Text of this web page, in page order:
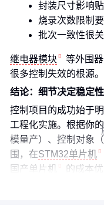
封装尺寸影响
烧录次数限制
批次一致性很
继电器模块
等外围
很多控制失效的根源。
结论：细节决定稳定
控制项目的成功始于
工程化实施。根据你
模量产）、控制对象
围，在STM32单片机
国产单片机
的成本